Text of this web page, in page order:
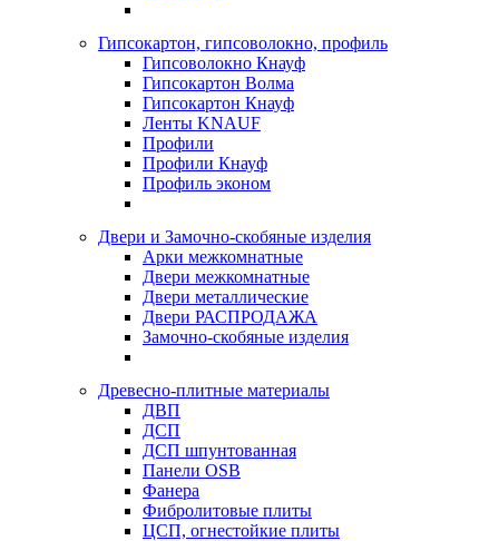
Гипсокартон, гипсоволокно, профиль
Гипсоволокно Кнауф
Гипсокартон Волма
Гипсокартон Кнауф
Ленты KNAUF
Профили
Профили Кнауф
Профиль эконом
Двери и Замочно-скобяные изделия
Арки межкомнатные
Двери межкомнатные
Двери металлические
Двери РАСПРОДАЖА
Замочно-скобяные изделия
Древесно-плитные материалы
ДВП
ДСП
ДСП шпунтованная
Панели OSB
Фанера
Фибролитовые плиты
ЦСП, огнестойкие плиты